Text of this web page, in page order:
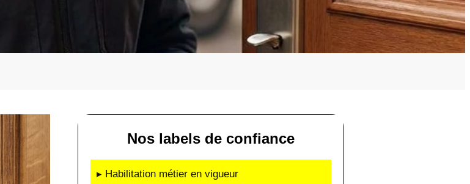
Nos labels de confiance
▸ Habilitation métier en vigueur